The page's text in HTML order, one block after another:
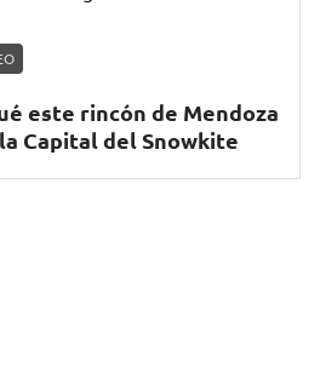
este rincón de Mendoza
Capital del Snowkite